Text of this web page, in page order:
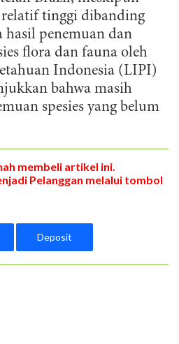
relatif tinggi dibanding
hasil penemuan dan
flora dan fauna oleh
Indonesia (LIPI)
bahwa masih
spesies yang belum
membeli artikel ini.
Pelanggan melalui tombol
Deposit